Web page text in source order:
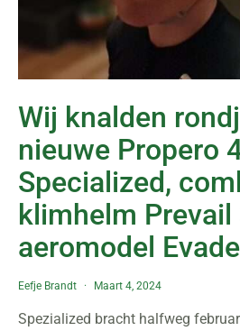
Wij knalden
nieuwe Propero
Specialized,
klimhelm Prevail
aeromodel
Eefje Brandt Maart 4, 2024
Spezialized bracht halfweg